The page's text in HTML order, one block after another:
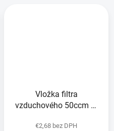
Vložka filtra
vzduchového 50ccm 4t
€2,68 bez DPH